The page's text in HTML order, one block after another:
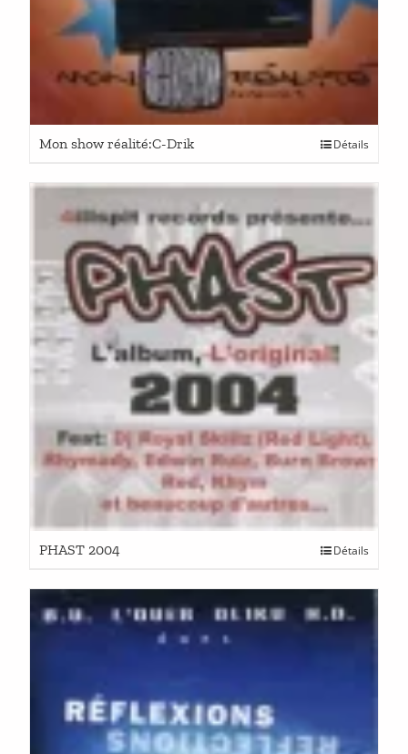
Mon show réalité:C-Drik Détails
PHAST 2004 Détails